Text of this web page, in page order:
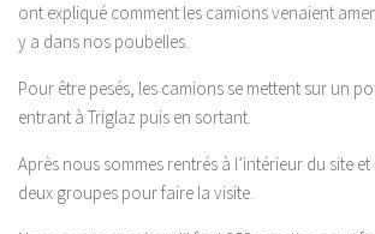
ont expliqué comment les camions venaient
y a dans nos poubelles.
Pour être pesés, les camions se mettent sur un
entrant à Triglaz puis en sortant.
Après nous sommes rentrés à l’intérieur du site
deux groupes pour faire la visite.